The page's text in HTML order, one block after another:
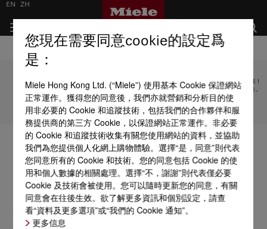
受限於技術變化；不對所提供資訊的準確性承擔任何責任！
請注意，香港地區目前不提供電器聯網工具配件 和 Alexa 功能 。
轉至頁面頂部
EN ZH
您現在需要同意cookie的設定爲
是：
Miele Hong Kong Ltd. (“Miele”) 使用基本 Cookie 保證網站
正常運作。獲得您的同意後，我們亦就營銷和分析目的使
用非必要的 Cookie 和追蹤技術，包括我們的合作夥伴和服
務提供商的第三方 Cookie，以保證網站正常運作。非必要
的 Cookie 和追蹤技術收集有關您使用網站的資料，並協助
我們為您提供個人化網上購物體驗。選擇“是，同意”則代表
您同意所有的 Cookie 和技術。您的同意包括 Cookie 的使
用和個人數據的相關處理。選擇“不，謝謝”則代表僅必要
Cookie 及技術會被使用。您可以隨時更新您的同意，有關
同意會在往後生效。欲了解更多資訊和個別設定，請查
看“資料及更多選項”或“我們的 Cookie 通知”。
更多信息